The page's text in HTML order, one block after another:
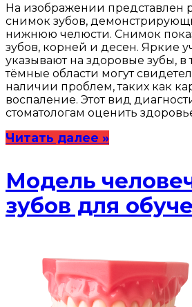
На изображении представлен
снимок зубов,
нижнюю челюсти. Снимок
зубов, корней и десен. Яркие
указывают на здоровые зубы, в
тёмные области могут
наличии проблем, таких как
воспаление. Этот вид
стоматологам оценить
Читать далее »
Модель
зубов для